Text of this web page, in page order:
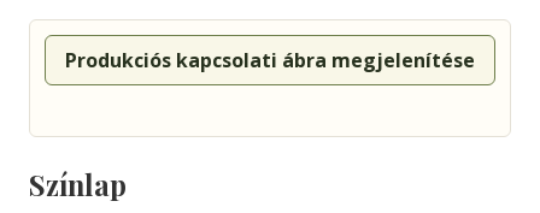
Produkciós kapcsolati ábra megjelenítése
Színlap